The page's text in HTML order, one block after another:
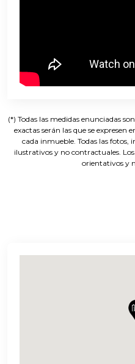
(*) Todas las medidas enunciadas
exactas serán las que se expresen
cada inmueble. Todas las fotos,
ilustrativos y no contractuales.
orientativos y